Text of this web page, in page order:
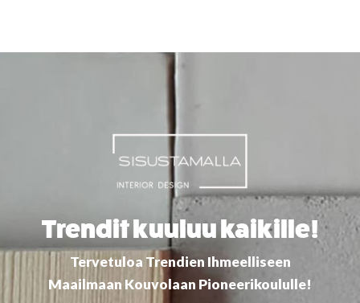
Trendit kuuluu kaikille!
Tervetuloa Trendien Ihmeelliseen
Maailmaan Kouvolaan Pioneerikoululle!